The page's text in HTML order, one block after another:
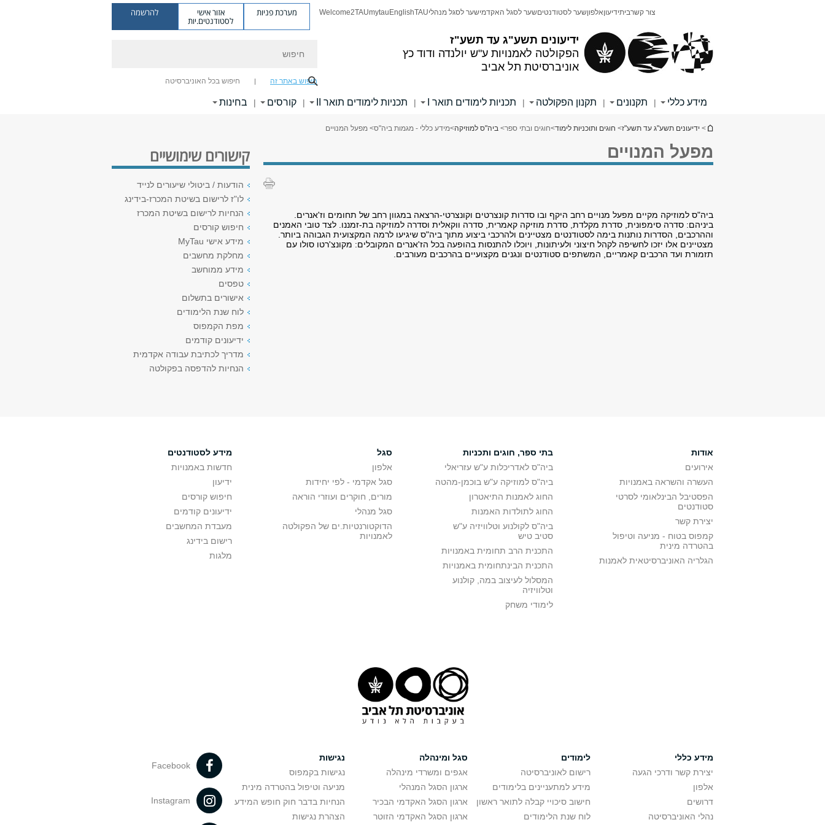
ידיעונים תשע"ג עד תשע"ז
הפקולטה לאמנויות ע"ש יולנדה ודוד כץ
אוניברסיטת תל אביב
צור קשרביתידיעוןאלפוןשער לסטודנטיםשער לסגל האקדמישער לסגל מנהליTAU
English
mytau
Welcome2TAU מערכת פניות אזור אישי
לסטודנטים.יות
להרשמה
חיפוש באתר זה חיפוש בכל האוניברסיטה
מידע כללי | תקנונים | תקנון הפקולטה | תכניות לימודים תואר I | תכניות לימודים תואר II | קורסים | בחינות
הינך נמצא כאן
> ידיעונים תשע"ג עד תשע"ז> חוגים ותוכניות לימוד>חוגים ובתי ספר> ביה"ס למוזיקה>מידע כללי - מגמות ביה"ס> מפעל המנויים
מפעל המנויים
ביה"ס למוזיקה מקיים מפעל מנויים רחב היקף ובו סדרות קונצרטים וקונצרטי-הרצאה במגוון רחב של תחומים וז'אנרים.
ביניהם: סדרה סימפונית, סדרת מקלדת, סדרת מוזיקה קאמרית, סדרה ווקאלית וסדרה למוזיקה בת-זמננו. לצד טובי האמנים
וההרכבים, הסדרות נותנות בימה לסטודנטים מצטיינים ולהרכבי ביצוע מתוך ביה"ס שיגיעו לרמה המקצועית הגבוהה ביותר.
מצטיינים אלו יזכו לחשיפה לקהל חיצוני ולעיתונות, ויוכלו להתנסות בהופעה בכל הז'אנרים המקובלים: מקונצ'רטו סולו עם
תזמורת ועד הרכבים קאמריים, המשתפים סטודנטים ונגנים מקצועיים בהרכבים מעורבים.
קישורים שימושיים
הודעות / ביטולי שיעורים לנייד
לו"ז לרישום בשיטת המכרז-בידינג
הנחיות לרישום בשיטת המכרז
חיפוש קורסים
מידע אישי MyTau
מחלקת מחשבים
מידע ממוחשב
טפסים
אישורים בתשלום
לוח שנת הלימודים
מפת הקמפוס
ידיעונים קודמים
מדריך לכתיבת עבודה אקדמית
הנחיות להדפסה בפקולטה
אודות
אירועים
העשרה והשראה באמנויות
הפסטיבל הבינלאומי לסרטי
סטודנטים
יצירת קשר
קמפוס בטוח - מניעה וטיפול
בהטרדה מינית
הגלריה האוניברסיטאית לאמנות
בתי ספר, חוגים ותכניות
ביה"ס לאדריכלות ע"ש עזריאלי
ביה"ס למוזיקה ע"ש בוכמן-מהטה
החוג לאמנות התיאטרון
החוג לתולדות האמנות
ביה"ס לקולנוע וטלוויזיה ע"ש
סטיב טיש
התכנית הרב תחומית באמנויות
התכנית הבינתחומית באמנויות
המסלול לעיצוב במה, קולנוע
וטלוויזיה
לימודי משחק
סגל
אלפון
סגל אקדמי - לפי יחידות
מורים, חוקרים ועוזרי הוראה
סגל מנהלי
הדוקטורנטיות.ים של הפקולטה
לאמנויות
מידע לסטודנטים
חדשות באמנויות
ידיעון
חיפוש קורסים
ידיעונים קודמים
מעבדת המחשבים
רישום בידינג
מלגות
מידע כללי
יצירת קשר ודרכי הגעה
אלפון
דרושים
נהלי האוניברסיטה
לימודים
רישום לאוניברסיטה
מידע למתעניינים בלימודים
חישוב סיכויי קבלה לתואר ראשון
לוח שנת הלימודים
סגל ומינהלה
אגפים ומשרדי מינהלה
ארגון הסגל המנהלי
ארגון הסגל האקדמי הבכיר
ארגון הסגל האקדמי הזוטר
נגישות
נגישות בקמפוס
מניעה וטיפול בהטרדה מינית
הנחיות בדבר חוק חופש המידע
הצהרת נגישות
Facebook
Instagram